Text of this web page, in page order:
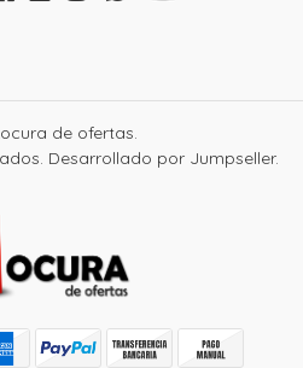
de ofertas.
Desarrollado por Jumpseller.